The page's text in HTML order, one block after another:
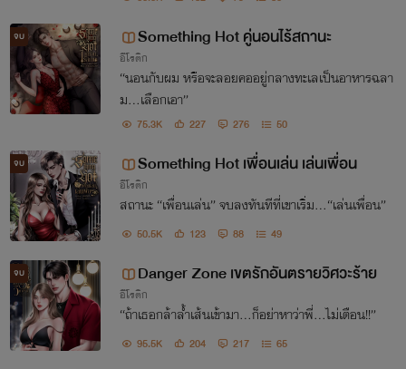
จบ Something Hot คู่นอนไร้สถานะ
อีโรติก
“นอนกับผม หรือจะลอยคออยู่กลางทะเลเป็นอาหารฉลา
ม...เลือกเอา”
75.3K 227 276 50
จบ Something Hot เพื่อนเล่น เล่นเพื่อน
อีโรติก
สถานะ “เพื่อนเล่น” จบลงทันทีที่เขาเริ่ม...“เล่นเพื่อน”
50.5K 123 88 49
จบ Danger Zone เขตรักอันตรายวิศวะร้าย
อีโรติก
“ถ้าเธอกล้าล้ำเส้นเข้ามา...ก็อย่าหาว่าพี่...ไม่เตือน!!”
95.5K 204 217 65